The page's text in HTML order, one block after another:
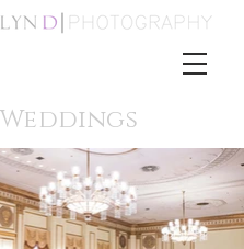
Weddings